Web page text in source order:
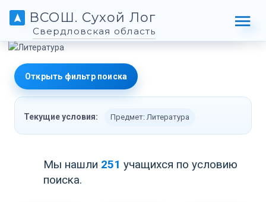
ВСОШ. Сухой Лог
Свердловская область
Открыть фильтр поиска
Текущие условия: Предмет: Литература
Мы нашли 251 учащихся по условию
поиска.